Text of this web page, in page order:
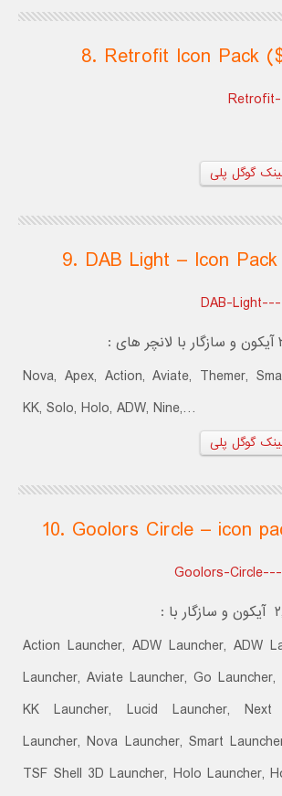
8. Retrofit Icon Pack
گوگل پلی
9. DAB Light – Icon
Nova, Apex, Action, Aviate, Themer,
KK, Solo, Holo, ADW, Nine,…
گوگل پلی
10. Goolors Circle – icon
Action Launcher, ADW Launcher, ADW
Launcher, Aviate Launcher, Go
KK Launcher, Lucid Launcher, Next
Launcher, Nova Launcher, Smart
TSF Shell 3D Launcher, Holo Launcher,